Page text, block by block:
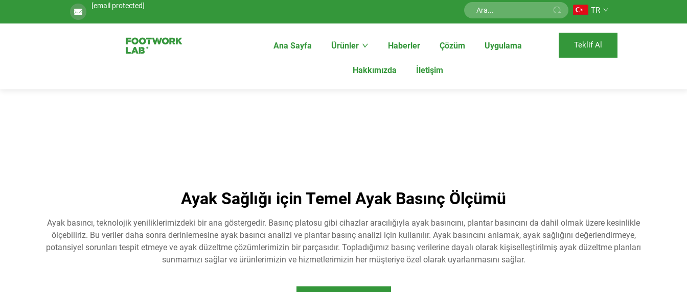
[email protected] TR
Ana Sayfa Ürünler Haberler Çözüm Uygulama
Hakkımızda İletişim
Teklif Al
Ayak Sağlığı için Temel Ayak Basınç Ölçümü
Ayak basıncı, teknolojik yeniliklerimizdeki bir ana göstergedir. Basınç platosu gibi cihazlar aracılığıyla ayak basıncını, plantar basıncını da dahil olmak üzere kesinlikle
ölçebiliriz. Bu veriler daha sonra derinlemesine ayak basıncı analizi ve plantar basınç analizi için kullanılır. Ayak basıncını anlamak, ayak sağlığını değerlendirmeye,
potansiyel sorunları tespit etmeye ve ayak düzeltme çözümlerimizin bir parçasıdır. Topladığımız basınç verilerine dayalı olarak kişiselleştirilmiş ayak düzeltme planları
sunmamızı sağlar ve ürünlerimizin ve hizmetlerimizin her müşteriye özel olarak uyarlanmasını sağlar.